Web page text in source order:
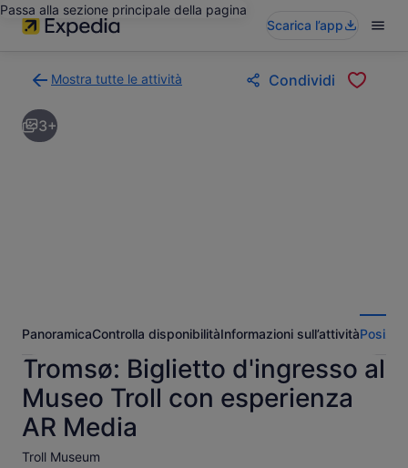
Passa alla sezione principale della pagina
Scarica l’app
Mostra tutte le attività
alla
pagina
dei
Condividi
3+
PanoramicaControlla disponibilitàInformazioni sull’attività
Tromsø: Biglietto d'ingresso al
Museo Troll con esperienza
AR Media
Troll Museum​